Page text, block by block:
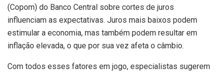
(Copom) do Banco Central sobre cortes de juros
influenciam as expectativas. Juros mais baixos podem
estimular a economia, mas também podem resultar em
inflação elevada, o que por sua vez afeta o câmbio.
Com todos esses fatores em jogo, especialistas sugerem